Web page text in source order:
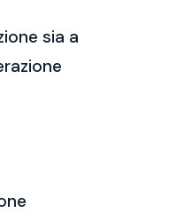
sia a